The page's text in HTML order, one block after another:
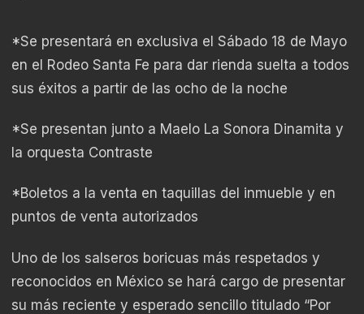
*Se presentará en exclusiva el Sábado 18 de Mayo
en el Rodeo Santa Fe para dar rienda suelta a todos
sus éxitos a partir de las ocho de la noche
*Se presentan junto a Maelo La Sonora Dinamita y
la orquesta Contraste
*Boletos a la venta en taquillas del inmueble y en
puntos de venta autorizados
Uno de los salseros boricuas más respetados y
reconocidos en México se hará cargo de presentar
su más reciente y esperado sencillo titulado “Por